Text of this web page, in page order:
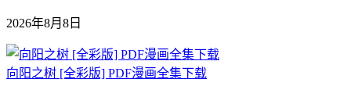
2026年8月8日
向阳之树 [全彩版] PDF漫画全集下载